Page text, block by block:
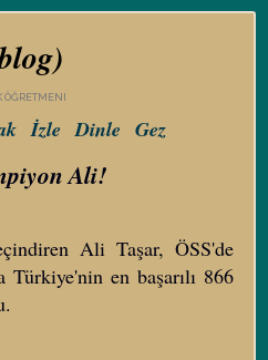
ÖĞRETMENI
İzle Dinle Gez
Ali!
Ali Taşar, ÖSS'de
Türkiye'nin en başarılı 866